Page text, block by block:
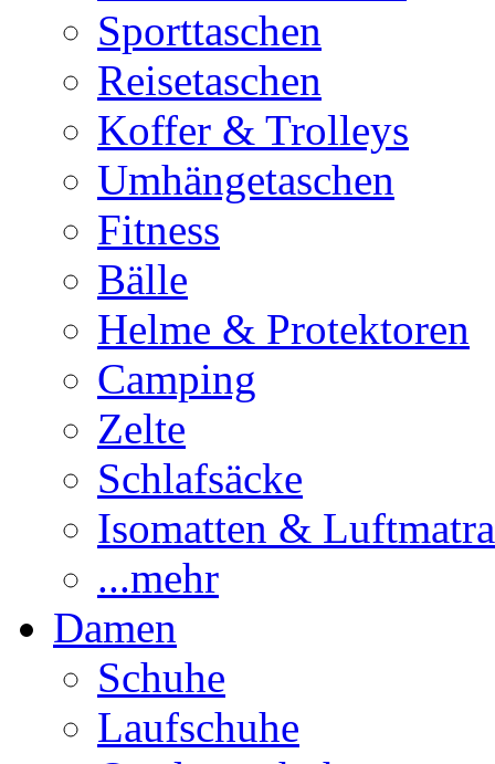
Sporttaschen
Reisetaschen
Koffer & Trolleys
Umhängetaschen
Fitness
Bälle
Helme & Protektoren
Camping
Zelte
Schlafsäcke
Isomatten &
...mehr
Damen
Schuhe
Laufschuhe